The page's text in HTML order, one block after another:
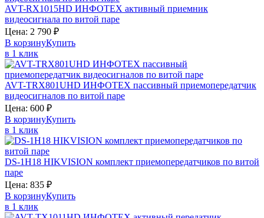
AVT-RX1015HD ИНФОТЕХ активный приемник
видеосигнала по витой паре
Цена: 2 790 ₽
В корзинуКупить
в 1 клик
AVT-TRX801UHD ИНФОТЕХ пассивный приемопередатчик
видеосигналов по витой паре
Цена: 600 ₽
В корзинуКупить
в 1 клик
DS-1H18 HIKVISION комплект приемопередатчиков по витой
паре
Цена: 835 ₽
В корзинуКупить
в 1 клик